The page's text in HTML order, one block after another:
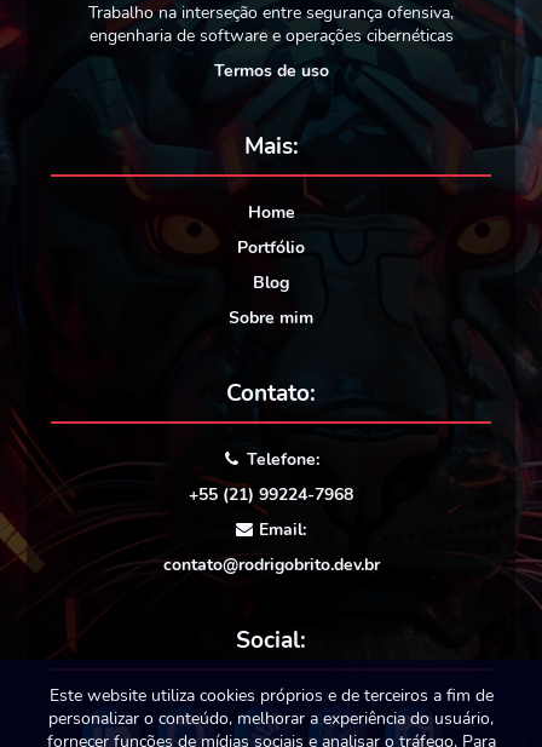
Trabalho na interseção entre segurança ofensiva,
engenharia de software e operações cibernéticas
Termos de uso
Mais:
Home
Portfólio
Blog
Sobre mim
Contato:
Telefone:
+55 (21) 99224-7968
Email:
contato@rodrigobrito.dev.br
Social:
Este website utiliza cookies próprios e de terceiros a fim de
personalizar o conteúdo, melhorar a experiência do usuário,
fornecer funções de mídias sociais e analisar o tráfego. Para